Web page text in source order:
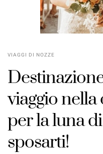
VIAGGI DI NOZZE
viaggio
per la luna
sposarti!